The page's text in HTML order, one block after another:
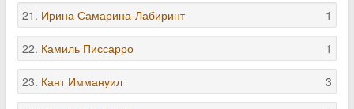
21. Ирина Самарина-Лабиринт 1
22. Камиль Писсарро 1
23. Кант Иммануил 3